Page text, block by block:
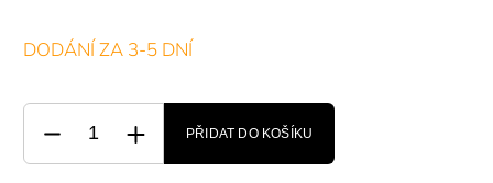
DODÁNÍ ZA 3-5 DNÍ
PŘIDAT DO KOŠÍKU